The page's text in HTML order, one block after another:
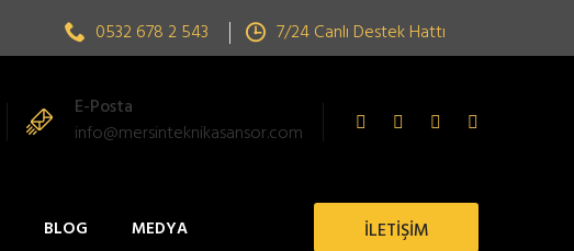
0532 678 2 543 7/24 Canlı Destek Hattı
E-Posta
info@mersinteknikasansor.com
BLOG MEDYA İLETİŞİM